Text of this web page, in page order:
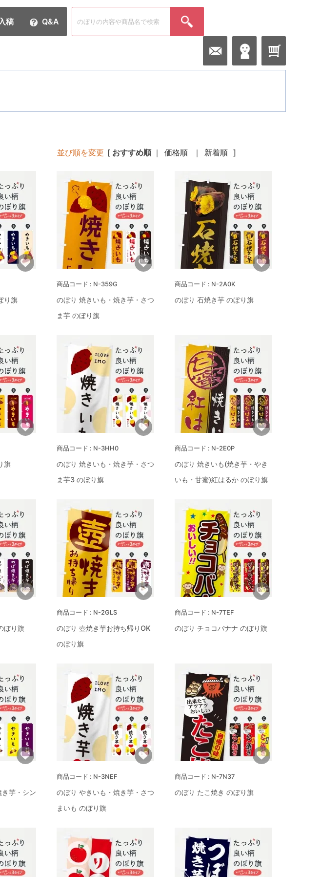
稿 Q&A
ます。 並び順を変更 [ おすすめ順｜ 価格順 ｜ 新着順 ]
り旗
N-359G
のぼり 焼きいも・焼き芋・さつ
ま芋 のぼり旗
N-2A0K
のぼり 石焼き芋 のぼり旗
旗
N-3HH0
のぼり 焼きいも・焼き芋・さつ
ま芋3 のぼり旗
N-2E0P
のぼり 焼きいも(焼き芋・やき
いも・甘蜜)紅はるか のぼり旗
ぼり旗
N-2GLS
のぼり 壺焼き芋お持ち帰りOK
のぼり旗
N-7TEF
のぼり チョコバナナ のぼり旗
芋・シン
N-3NEF
のぼり やきいも・焼き芋・さつ
まいも のぼり旗
N-7N37
のぼり たこ焼き のぼり旗